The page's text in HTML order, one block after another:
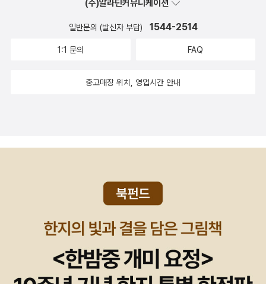
모색했다. 그에게 창작은 시인이자 한 인간으로서 그가 걸어온 길의
반영이다. 바로 그래서 그는 상이한 시기에 쓴 시와 서사시들을 독자
다. 그에게 그의 모든 작품은 단일한 예술적 총체였다. : 길잡이가 되
지나온 풍경을 거듭 더듬어도 만족할 수 없다. ‘그가 걸어온 길’위에
보스니아 이야기들을 이해하는 데 그의 초기 작품들을 먼저 접하는
것이 도움이 된다는 점에 주목하고, 문학적 사유와 정신적 교감의 틀
을 만들었던 유년기 작가의 기억이 고스란히 담긴 소설 8편을 선별해
한 권에 담았다.: 당시엔 꽤 빠듯하게 다가왔었다. 이보다 더한 상처는
없을지도 모른다고 감히 생각했더랬다. 지나고 보면, 슬그머니 웃음
이 떠오를 만큼 별 거 아닌 이야기도 많기에, 때때로 ‘아름다움’으로만
(주)알라딘커뮤니케이션
일반문의 (발신자 부담) 1544-2514
1:1 문의 FAQ
중고매장 위치, 영업시간 안내